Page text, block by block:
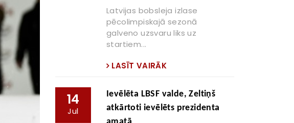
Latvijas bobsleja izlase
pēcolimpiskajā sezonā
galveno uzsvaru liks uz
startiem...
LASĪT VAIRĀK
14
Jul
Ievēlēta LBSF valde, Zeltiņš
atkārtoti ievēlēts prezidenta